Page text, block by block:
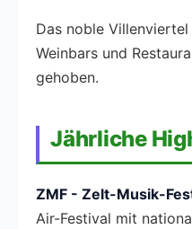
Das noble
Weinbars und
gehoben.
Jährliche
ZMF - Zelt-Musik-
Air-Festival mit